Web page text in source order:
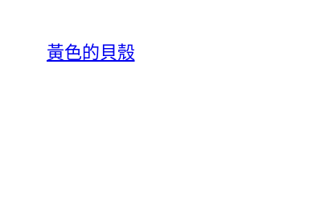
黃色的貝殼